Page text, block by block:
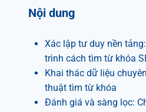
Nội dung
Xác lập tư duy nền
trình cách tìm từ khóa
Khai thác dữ liệu
thuật tìm từ khóa
Đánh giá và sàng lọc: